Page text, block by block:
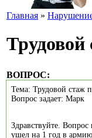
Главная »
Трудовой
ВОПРОС:
Тема: Трудовой стаж
Вопрос задает: Марк
Здравствуйте.
ушел на 1 год в армию